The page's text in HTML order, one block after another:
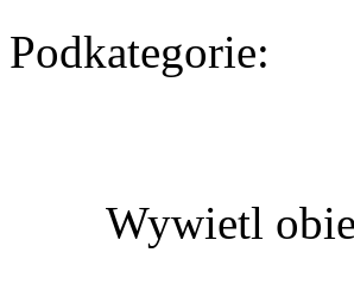
Podkategorie:
Wywietl